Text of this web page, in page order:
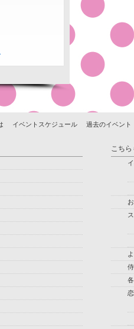
イベントスケジュール 過去のイベント
こち